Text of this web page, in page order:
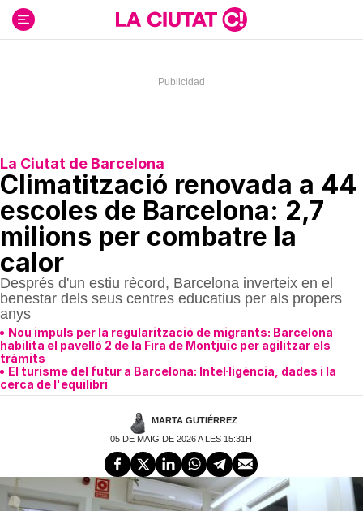
contenido
La Ciutat de Barcelona
Climatització renovada a 44
escoles de Barcelona: 2,7
milions per combatre la
calor
Després d'un estiu rècord, Barcelona inverteix en el
benestar dels seus centres educatius per als propers
anys
Nou impuls per la regularització de migrants: Barcelona
habilita el pavelló 2 de la Fira de Montjuïc per agilitzar els
tràmits
El turisme del futur a Barcelona: Intel·ligència, dades i la
cerca de l'equilibri
MARTA GUTIÉRREZ
05 DE MAIG DE 2026 A LES 15:31H